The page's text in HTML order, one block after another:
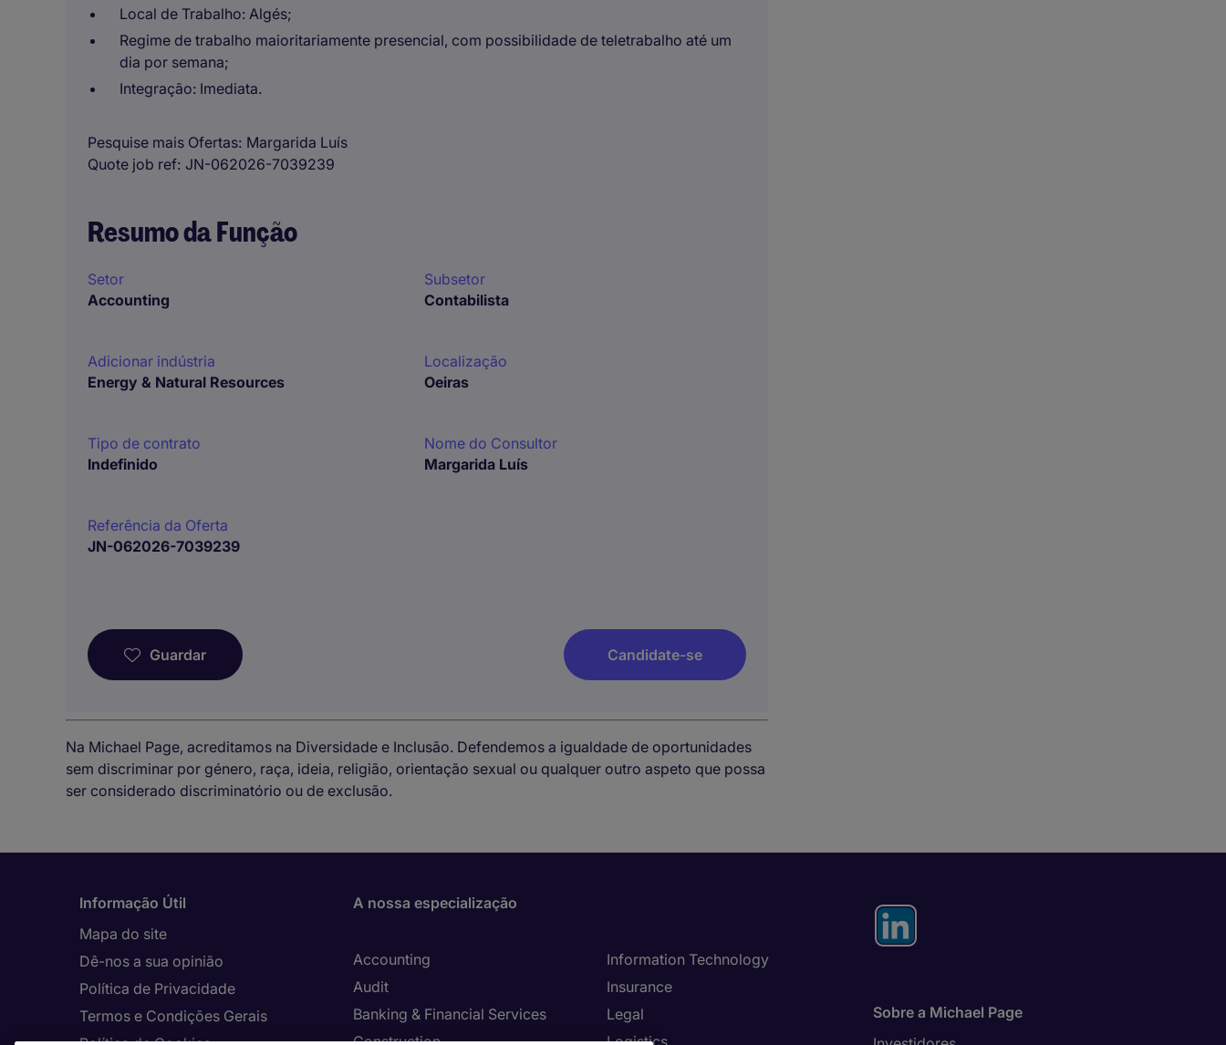
Local de Trabalho: Algés;
Regime de trabalho maioritariamente presencial, com possibilidade de teletrabalho até um
dia por semana;
Integração: Imediata.
Pesquise mais Ofertas Margarida Luís
Quote job ref JN-062026-7039239
Resumo da Função
Setor
Accounting
Subsetor
Contabilista
Adicionar indústria
Energy & Natural Resources
Localização
Oeiras
Tipo de contrato
Indefinido
Nome do Consultor
Margarida Luís
Referência da Oferta
JN-062026-7039239
Guardar Candidate-se
Na Michael Page, acreditamos na Diversidade e Inclusão. Defendemos a igualdade de oportunidades
sem discriminar por género, raça, ideia, religião, orientação sexual ou qualquer outro aspeto que possa
ser considerado discriminatório ou de exclusão.
Informação Útil
Mapa do site
Dê-nos a sua opinião
Política de Privacidade
Termos e Condições Gerais
A nossa especialização
Accounting
Audit
Banking & Financial Services
Construction
Information Technology
Insurance
Legal
Logistics
Sobre a Michael Page